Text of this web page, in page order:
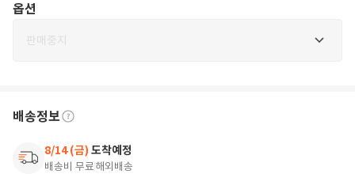
옵션
판매중지
배송정보
8/14 (금) 도착예정
배송비 무료해외배송